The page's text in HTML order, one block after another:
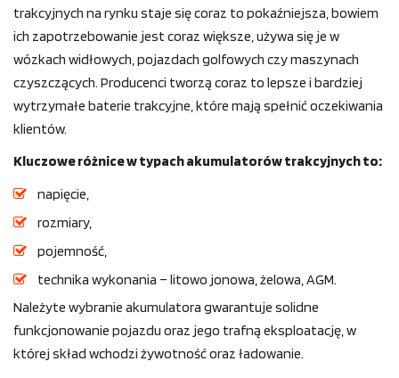
trakcyjnych na rynku staje się coraz to pokaźniejsza, bowiem
ich zapotrzebowanie jest coraz większe, używa się je w
wózkach widłowych, pojazdach golfowych czy maszynach
czyszczących. Producenci tworzą coraz to lepsze i bardziej
wytrzymałe baterie trakcyjne, które mają spełnić oczekiwania
klientów.
Kluczowe różnice w typach akumulatorów trakcyjnych to:
napięcie,
rozmiary,
pojemność,
technika wykonania – litowo jonowa, żelowa, AGM.
Należyte wybranie akumulatora gwarantuje solidne
funkcjonowanie pojazdu oraz jego trafną eksploatację, w
której skład wchodzi żywotność oraz ładowanie.